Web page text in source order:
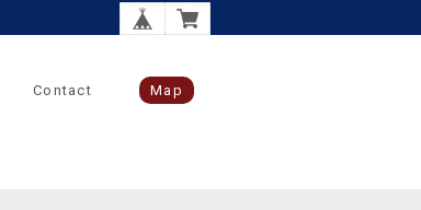
Contact Map